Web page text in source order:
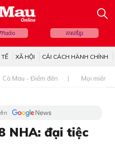
Radio ភាសាខ្មែរ
TẾ XÃ HỘI CẢI CÁCH HÀNH CHÍNH
Cà Mau - Điểm đến Mọi miền
NHA: đại tiệc